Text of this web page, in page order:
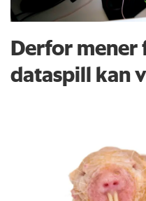
Derfor mener
dataspill kan